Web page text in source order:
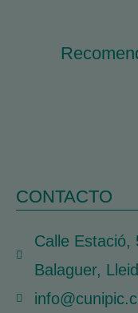
CONTACTO
Calle Estació,
Balaguer,